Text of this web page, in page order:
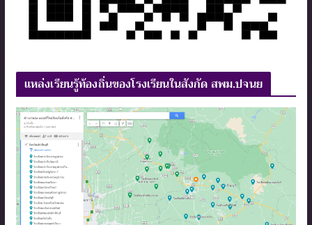
แหล่งเรียนรู้ท้องถิ่นของโรงเรียนในสังกัด สพม.ปจนย